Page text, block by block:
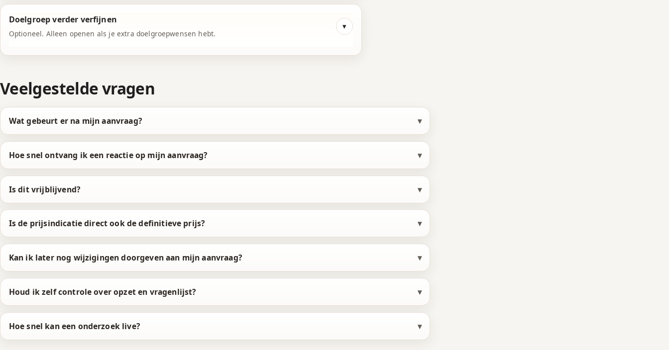
Doelgroep verder verfijnen
Optioneel. Alleen openen als je extra doelgroepwensen hebt.
4
5
7
9
0
2
4
5
4
5
6
7
8
9
0
1
2
3
4
5
7
8
9
0
1
2
3
4
5
6
7
8
Veelgestelde vragen
Wat gebeurt er na mijn aanvraag?
Hoe snel ontvang ik een reactie op mijn aanvraag?
Is dit vrijblijvend?
Is de prijsindicatie direct ook de definitieve prijs?
Kan ik later nog wijzigingen doorgeven aan mijn aanvraag?
Houd ik zelf controle over opzet en vragenlijst?
Hoe snel kan een onderzoek live?